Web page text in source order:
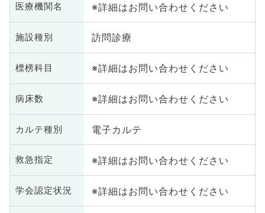
医療機関名 ※詳細はお問い合わせください
施設種別 訪問診療
標榜科目 ※詳細はお問い合わせください
病床数 ※詳細はお問い合わせください
カルテ種別 電子カルテ
救急指定 ※詳細はお問い合わせください
学会認定状況 ※詳細はお問い合わせください